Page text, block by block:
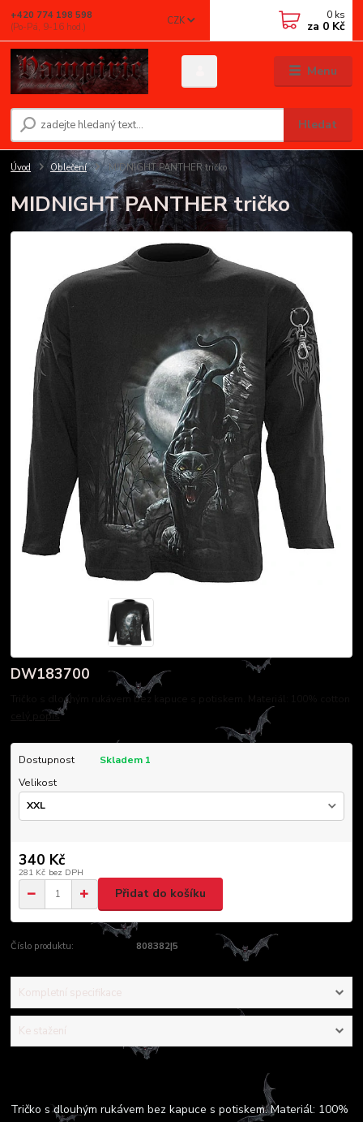
Menu
CZK
Hledat
+420 774 198 598
(Po-Pá, 9-16 hod.)
0 ks
za 0 Kč
Úvod Oblečení MIDNIGHT PANTHER tričko
MIDNIGHT PANTHER tričko
DW183700
Tričko s dlouhým rukávem bez kapuce s potiskem. Materiál: 100% cotton
celý popis
Dostupnost
Skladem 1
Velikost
340 Kč
281 Kč bez DPH
Přidat do košíku
Číslo produktu: 808382|5
Kompletní specifikace
Ke stažení
Tričko s dlouhým rukávem bez kapuce s potiskem. Materiál: 100%